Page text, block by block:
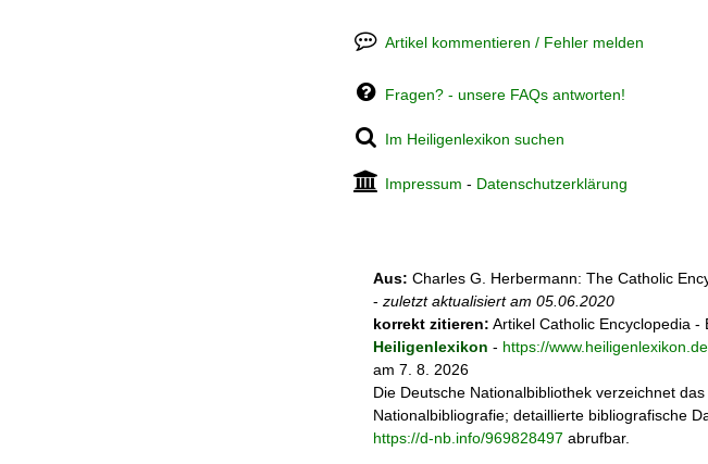
Artikel kommentieren / Fehler melden
Fragen? - unsere FAQs antworten!
Im Heiligenlexikon suchen
Impressum - Datenschutzerklärung
Aus: Charles G. Herbermann: The Catholic
- zuletzt aktualisiert am 05.06.2020
korrekt zitieren: Artikel Catholic Encyclopedia -
Heiligenlexikon - https://
am 7. 8. 2026
Die Deutsche Nationalbibliothek verzeichnet das
Nationalbibliografie; detaillierte bibliografische
https://d-nb.info/969828497 abrufbar.